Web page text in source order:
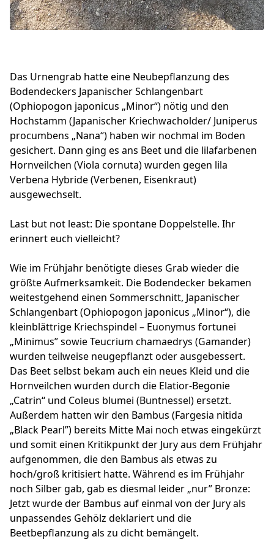
Das Urnengrab hatte eine Neubepflanzung des
Bodendeckers Japanischer Schlangenbart
(Ophiopogon japonicus „Minor“) nötig und den
Hochstamm (Japanischer Kriechwacholder/ Juniperus
procumbens „Nana“) haben wir nochmal im Boden
gesichert. Dann ging es ans Beet und die lilafarbenen
Hornveilchen (Viola cornuta) wurden gegen lila
Verbena Hybride (Verbenen, Eisenkraut)
ausgewechselt.
Last but not least: Die spontane Doppelstelle. Ihr
erinnert euch vielleicht?
Wie im Frühjahr benötigte dieses Grab wieder die
größte Aufmerksamkeit. Die Bodendecker bekamen
weitestgehend einen Sommerschnitt, Japanischer
Schlangenbart (Ophiopogon japonicus „Minor“), die
kleinblättrige Kriechspindel – Euonymus fortunei
„Minimus” sowie Teucrium chamaedrys (Gamander)
wurden teilweise neugepflanzt oder ausgebessert.
Das Beet selbst bekam auch ein neues Kleid und die
Hornveilchen wurden durch die Elatior-Begonie
„Catrin“ und Coleus blumei (Buntnessel) ersetzt.
Außerdem hatten wir den Bambus (Fargesia nitida
„Black Pearl”) bereits Mitte Mai noch etwas eingekürzt
und somit einen Kritikpunkt der Jury aus dem Frühjahr
aufgenommen, die den Bambus als etwas zu
hoch/groß kritisiert hatte. Während es im Frühjahr
noch Silber gab, gab es diesmal leider „nur” Bronze:
Jetzt wurde der Bambus auf einmal von der Jury als
unpassendes Gehölz deklariert und die
Beetbepflanzung als zu dicht bemängelt.